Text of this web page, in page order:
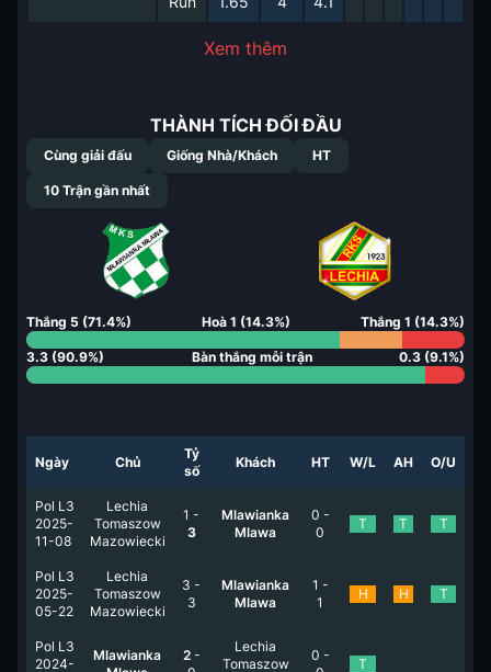
Xem thêm
THÀNH TÍCH ĐỐI ĐẦU
Cùng giải đấu Giống Nhà/Khách HT
10 Trận gần nhất
Thắng 5 (71.4%) Hoà 1 (14.3%) Thắng 1 (14.3%)
3.3 (90.9%) Bàn thắng mỗi trận 0.3 (9.1%)
Ngày Chủ
Tỷ
số
Khách HT W/L AH O/U
Pol L3
2025-
11-08
Lechia
Tomaszow
Mazowiecki
1 -
3
Mlawianka
Mlawa
0 -
0
T T T
Pol L3
2025-
05-22
Lechia
Tomaszow
Mazowiecki
3 -
3
Mlawianka
Mlawa
1 -
1
H H T
Pol L3
2024-
Mlawianka
2-
Lechia
Tomaszow
0 -
T